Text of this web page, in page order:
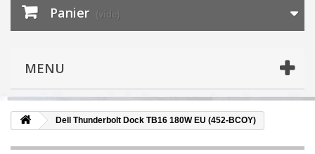
Panier (vide)
MENU
Dell Thunderbolt Dock TB16 180W EU (452-BCOY)